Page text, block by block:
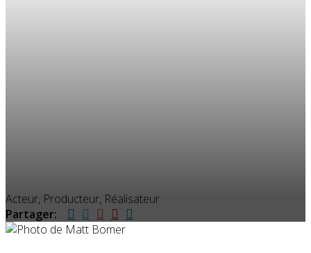
Acteur, Producteur, Réalisateur
Partager: